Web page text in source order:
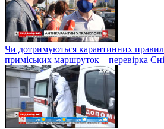
Чи дотримуються карантинних правил
приміських маршруток – перевірка